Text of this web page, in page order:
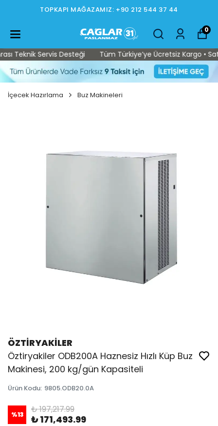
TOPKAPI MAĞAZAMIZ: +90 212 544 37 44
0
Teknik Servis Desteği Tüm Türkiye’ye Ücretsiz Kargo • Satış
İçecek Hazırlama Buz Makineleri
ÖZTİRYAKİLER
Öztiryakiler ODB200A Haznesiz Hızlı Küp Buz
Makinesi, 200 kg/gün Kapasiteli
Ürün Kodu: 9805.ODB20.0A
%13 ₺ 197,217.99
₺ 171,493.99